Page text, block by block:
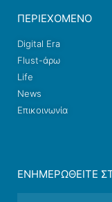
ΠΕΡΙΕΧΟΜΕΝΟ
Digital Era
Flust-άρω
Life
News
Επικοινωνία
ΕΝΗΜΕΡΩΘΕΊΤΕ